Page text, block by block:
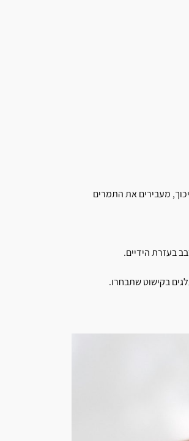
כ-10 דקות במים רותחים עד ריכוך, מעבירים את התמרים
בעזרת הידיים.